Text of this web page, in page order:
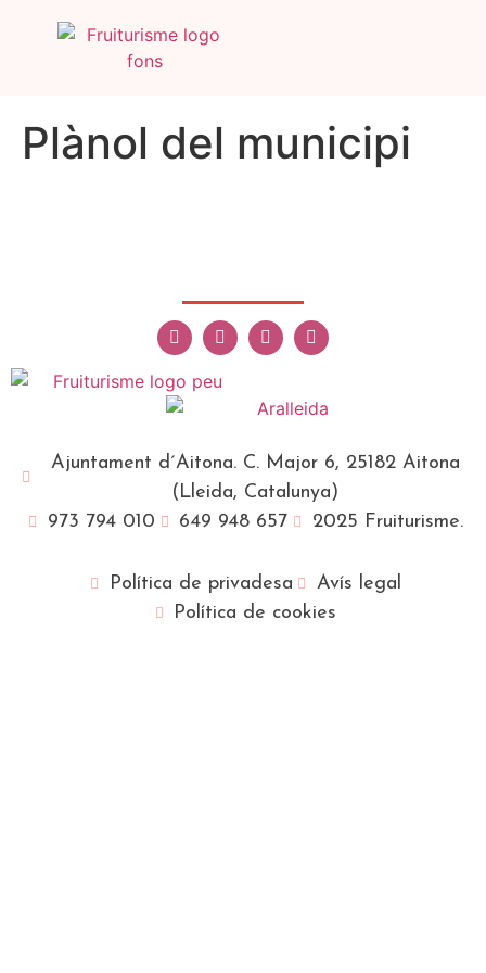
Plànol del municipi
Ajuntament d´Aitona. C. Major 6, 25182 Aitona
(Lleida, Catalunya)
973 794 010
649 948 657 2025 Fruiturisme.
Política de privadesa
Avís legal
Política de cookies